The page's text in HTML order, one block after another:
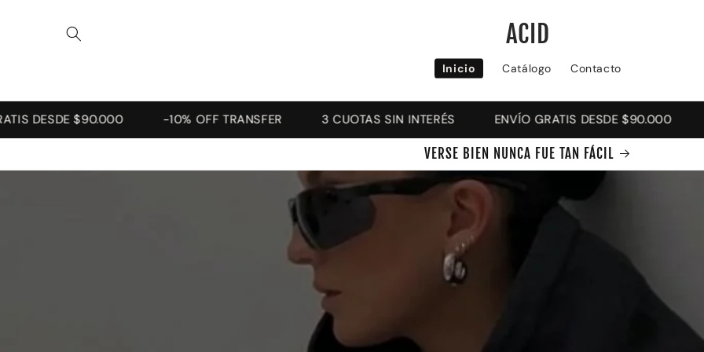
al contenido
ACID
Inicio Catálogo Contacto
$90.000 -10% OFF TRANSFER 3 CUOTAS SIN INTERÉS ENVÍO GRATIS DESDE $90.000 -10% OFF
VERSE BIEN NUNCA FUE TAN FÁCIL